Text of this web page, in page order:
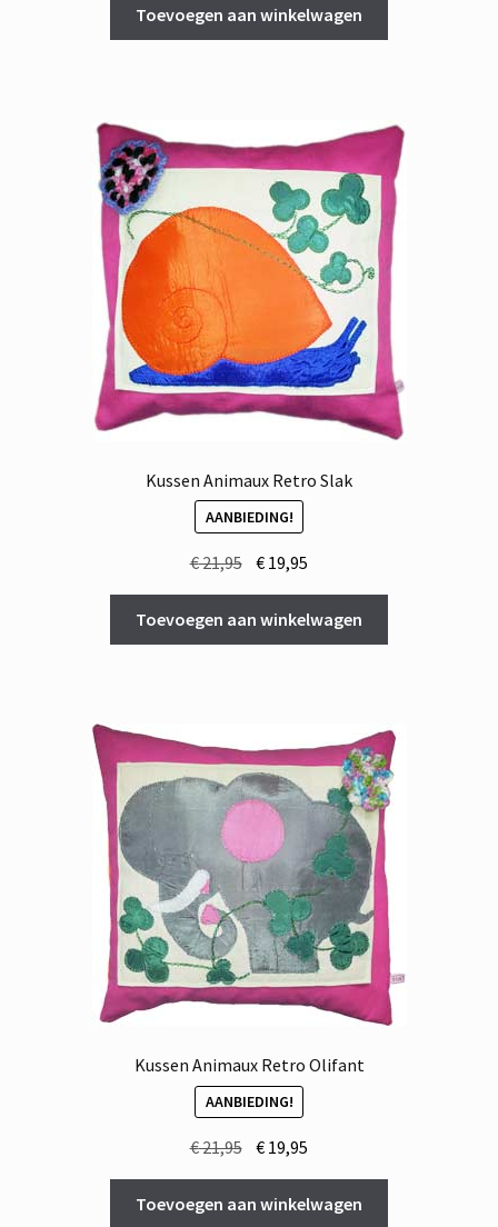
was:
€ 21,95.
is:
€ 19,95.
Toevoegen aan winkelwagen
Kussen Animaux Retro Slak
AANBIEDING!
€21,95 Oorspronkelijke
was:
€ 21,95.
€ 19,95
is:
€ 19,95.
Toevoegen aan winkelwagen
Kussen Animaux Retro Olifant
AANBIEDING!
€21,95 Oorspronkelijke
prijs
was:
€ 19,95
prijs
is:
Toevoegen aan winkelwagen